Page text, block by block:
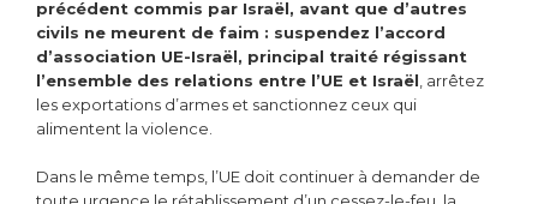
précédent commis par Israël, avant que d’autres
civils ne meurent de faim : suspendez l’accord
d’association UE-Israël, principal traité régissant
l’ensemble des relations entre l’UE et Israël , arrêtez
les exportations d’armes et sanctionnez ceux qui
alimentent la violence.
Dans le même temps, l’UE doit continuer à demander de
toute urgence le rétablissement d’un cessez-le-feu, la